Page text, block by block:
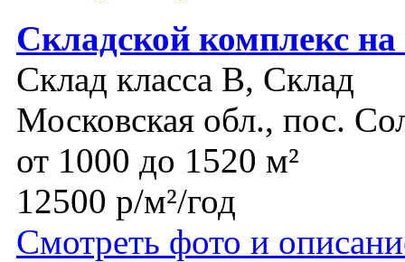
Складской комплекс
Склад класса B, Склад
Московская обл., пос.
от 1000 до 1520 м²
12500 р/м²/год
Смотреть фото и